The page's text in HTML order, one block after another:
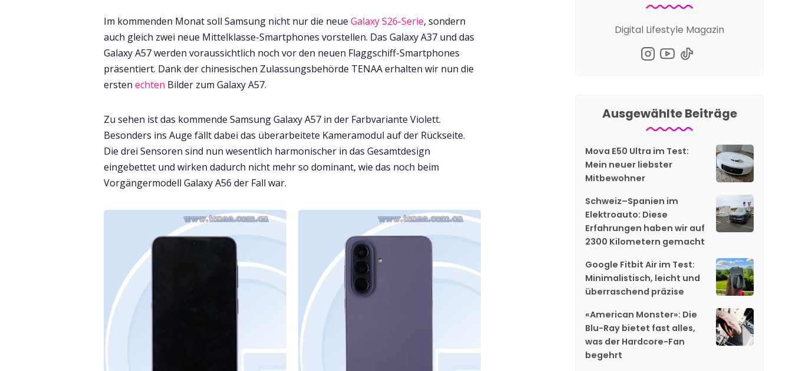
Im kommenden Monat soll Samsung nicht nur die neue Galaxy S26-Serie, sondern
auch gleich zwei neue Mittelklasse-Smartphones vorstellen. Das Galaxy A37 und das
Galaxy A57 werden voraussichtlich noch vor den neuen Flaggschiff-Smartphones
präsentiert. Dank der chinesischen Zulassungsbehörde TENAA erhalten wir nun die
ersten echten Bilder zum Galaxy A57.
Zu sehen ist das kommende Samsung Galaxy A57 in der Farbvariante Violett.
Besonders ins Auge fällt dabei das überarbeitete Kameramodul auf der Rückseite.
Die drei Sensoren sind nun wesentlich harmonischer in das Gesamtdesign
eingebettet und wirken dadurch nicht mehr so dominant, wie das noch beim
Vorgängermodell Galaxy A56 der Fall war.
Digital Lifestyle Magazin
Ausgewählte Beiträge
Mova E50 Ultra im Test:
Mein neuer liebster
Mitbewohner
Schweiz–Spanien im
Elektroauto: Diese
Erfahrungen haben wir auf
2300 Kilometern gemacht
Google Fitbit Air im Test:
Minimalistisch, leicht und
überraschend präzise
«American Monster»: Die
Blu-Ray bietet fast alles,
was der Hardcore-Fan
begehrt